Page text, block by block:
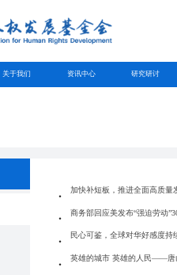
关于我们 资讯中心 研究研讨
加快补短板，推进全面高质
商务部回应美发布“强迫劳动
民心可鉴，全球对华好感度持
英雄的城市 英雄的人民——唐